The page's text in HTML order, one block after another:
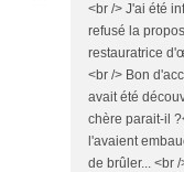
<br /> J'ai été
refusé la
restauratrice
<br /> Bon
avait été
chère parait-il
l'avaient
de brûler... <br